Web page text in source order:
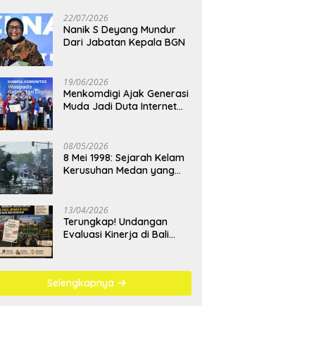
22/07/2026
Nanik S Deyang Mundur
Dari Jabatan Kepala BGN
19/06/2026
Menkomdigi Ajak Generasi
Muda Jadi Duta Internet
08/05/2026
8 Mei 1998: Sejarah Kelam
Kerusuhan Medan yang
13/04/2026
Terungkap! Undangan
Evaluasi Kinerja di Bali
Mengular
Selengkapnya